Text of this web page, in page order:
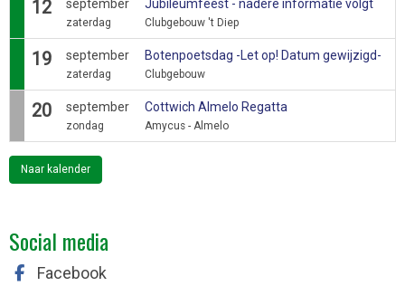
12 september
zaterdag
Jubileumfeest - nadere informatie volgt
Clubgebouw 't Diep
19 september
zaterdag
Botenpoetsdag -Let op! Datum gewijzigd-
Clubgebouw
20 september
zondag
Cottwich Almelo Regatta
Amycus - Almelo
Naar kalender
Social media
Facebook